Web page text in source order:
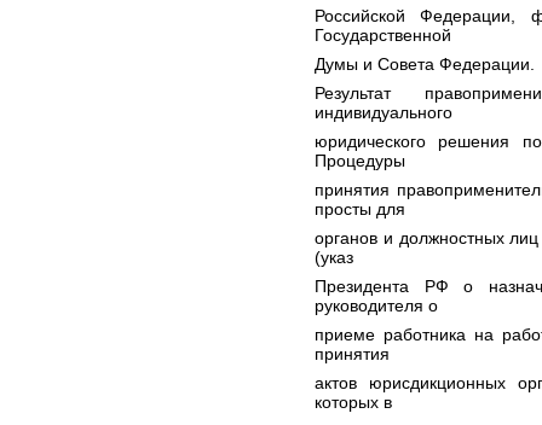
Российской Федерации,
Государственной
Думы и Совета Федерации.
Результат
индивидуального
юридического решения
Процедуры
принятия
просты для
органов и должностных
(указ
Президента РФ о
руководителя о
приеме работника на
принятия
актов юрисдикционных
которых в